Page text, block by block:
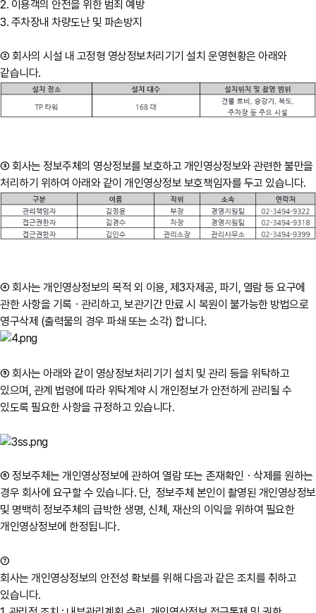
2. 이용객의 안전을 위한 범죄 예방
3. 주차장내 차량도난 및 파손방지
② 회사의 시설 내 고정형 영상정보처리기기 설치 운영현황은 아래와
같습니다.
③ 회사는 정보주체의 영상정보를 보호하고 개인영상정보와 관련한 불만을
처리하기 위하여 아래와 같이 개인영상정보 보호책임자를 두고 있습니다.
④ 회사는 개인영상정보의 목적 외 이용, 제3자제공, 파기, 열람 등 요구에
관한 사항을 기록ㆍ관리하고, 보관기간 만료 시 복원이 불가능한 방법으로
영구삭제 (출력물의 경우 파쇄 또는 소각) 합니다.
⑤ 회사는 아래와 같이 영상정보처리기기 설치 및 관리 등을 위탁하고
있으며, 관계 법령에 따라 위탁계약 시 개인정보가 안전하게 관리될 수
있도록 필요한 사항을 규정하고 있습니다.
⑥ 정보주체는 개인영상정보에 관하여 열람 또는 존재확인ㆍ삭제를 원하는
경우 회사에 요구할 수 있습니다. 단, 정보주체 본인이 촬영된 개인영상정보
및 명백히 정보주체의 급박한 생명, 신체, 재산의 이익을 위하여 필요한
개인영상정보에 한정됩니다.
⑦
회사는 개인영상정보의 안전성 확보를 위해 다음과 같은 조치를 취하고
있습니다.